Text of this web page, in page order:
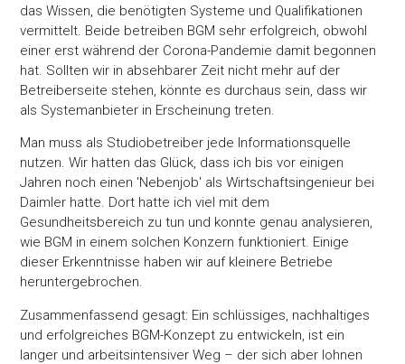
weiteren Daten zusammen, die Sie ihnen bereitgestellt
die sie im Rahmen Ihrer Nutzung der Dienste gesammelt
Einwilligungsauswahl
Präferenzen
Marketing
Alle akzeptieren
das Wissen, die benötigten Systeme und Qualifikationen
vermittelt. Beide betreiben BGM sehr erfolgreich, obwohl
einer erst während der Corona-Pandemie damit begonnen
hat. Sollten wir in absehbarer Zeit nicht mehr auf der
Betreiberseite stehen, könnte es durchaus sein, dass wir
als Systemanbieter in Erscheinung treten.
Man muss als Studiobetreiber jede Informationsquelle
nutzen. Wir hatten das Glück, dass ich bis vor einigen
Jahren noch einen 'Nebenjob' als Wirtschaftsingenieur bei
Daimler hatte. Dort hatte ich viel mit dem
Gesundheitsbereich zu tun und konnte genau analysieren,
wie BGM in einem solchen Konzern funktioniert. Einige
dieser Erkenntnisse haben wir auf kleinere Betriebe
heruntergebrochen.
Zusammenfassend gesagt: Ein schlüssiges, nachhaltiges
und erfolgreiches BGM-Konzept zu entwickeln, ist ein
langer und arbeitsintensiver Weg – der sich aber lohnen